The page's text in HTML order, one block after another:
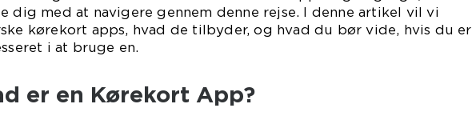
dig med at navigere gennem denne rejse. I denne artikel vil vi
kørekort apps, hvad de tilbyder, og hvad du bør vide, hvis du er
i at bruge en.
er en Kørekort App?